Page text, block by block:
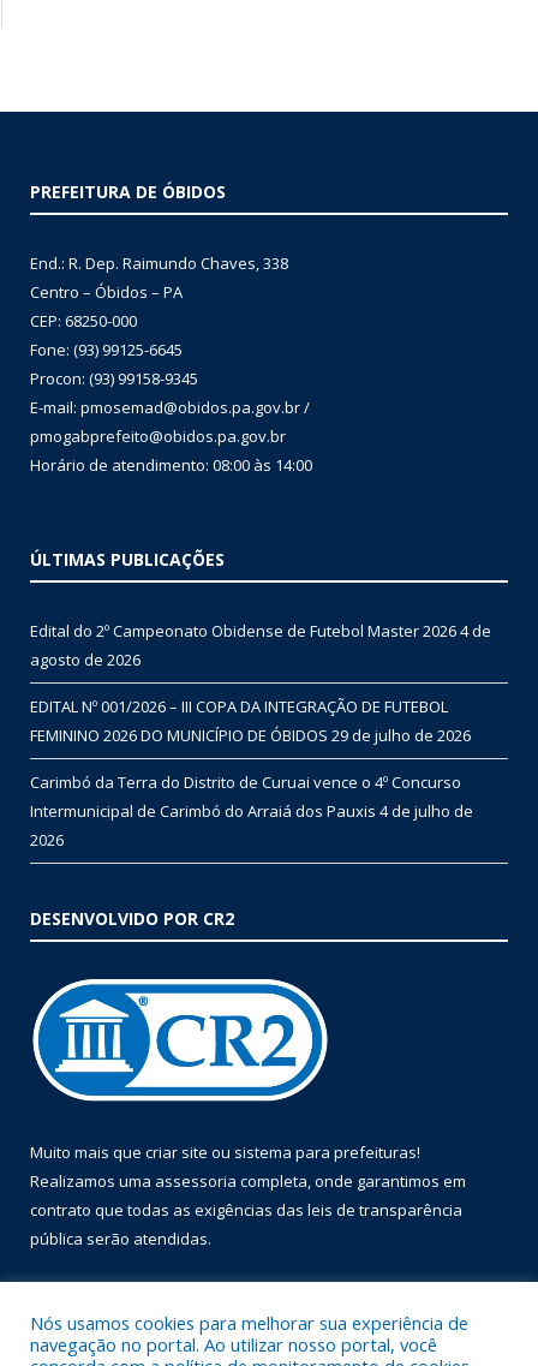
PREFEITURA DE ÓBIDOS
End.: R. Dep. Raimundo Chaves, 338
Centro – Óbidos – PA
CEP: 68250-000
Fone: (93) 99125-6645
Procon: (93) 99158-9345
E-mail: pmosemad@obidos.pa.gov.br /
pmogabprefeito@obidos.pa.gov.br
Horário de atendimento: 08:00 às 14:00
ÚLTIMAS PUBLICAÇÕES
Edital do 2º Campeonato Obidense de Futebol Master 20264 de
agosto de 2026
EDITAL Nº 001/2026 – III COPA DA INTEGRAÇÃO DE FUTEBOL
FEMININO 2026 DO MUNICÍPIO DE ÓBIDOS 29 de julho de 2026
Carimbó da Terra do Distrito de Curuai vence o 4º Concurso
Intermunicipal de Carimbó do Arraiá dos Pauxis 4 de julho de
2026
DESENVOLVIDO POR CR2
Muito mais que criar site ou sistema para prefeituras!
Realizamos uma assessoria completa, onde garantimos em
contrato que todas as exigências das leis de transparência
pública serão atendidas.
Nós usamos cookies para melhorar sua experiência de
navegação no portal. Ao utilizar nosso portal, você